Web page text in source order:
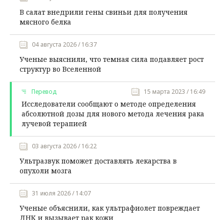
В салат внедрили гены свиньи для получения
мясного белка
04 августа 2026 / 16:37
Ученые выяснили, что темная сила подавляет рост
структур во Вселенной
Перевод 15 марта 2023 / 16:49
Исследователи сообщают о методе определения
абсолютной дозы для нового метода лечения рака
лучевой терапией
03 августа 2026 / 16:22
Ультразвук поможет доставлять лекарства в
опухоли мозга
31 июля 2026 / 14:07
Ученые объяснили, как ультрафиолет повреждает
ДНК и вызывает рак кожи